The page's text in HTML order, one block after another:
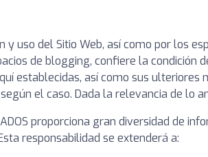
y uso del Sitio Web, así como por los
de blogging, confiere la condición
establecidas, así como sus
el caso. Dada la relevancia de lo
proporciona gran diversidad de
responsabilidad se extenderá a: